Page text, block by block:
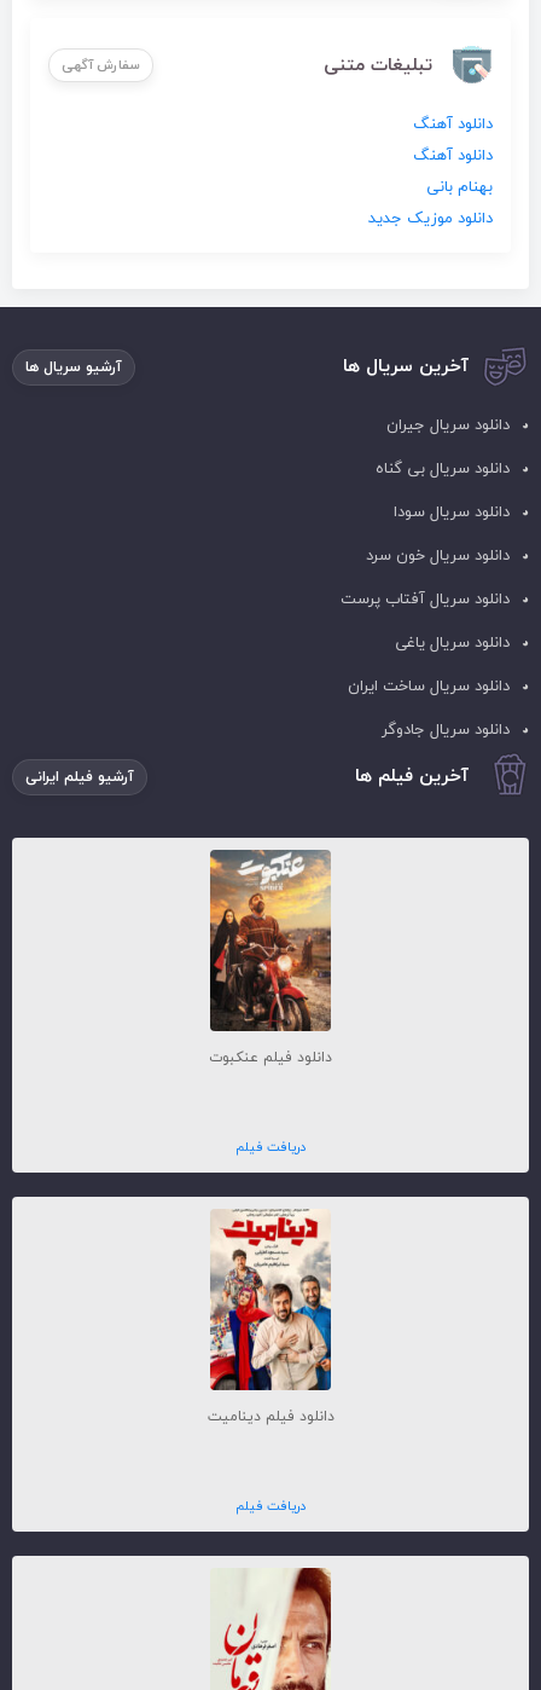
تبلیغات متنی سفارش آگهی
دانلود آهنگ
دانلود آهنگ
بهنام بانی
دانلود موزیک جدید
آخرین سریال ها آرشیو سریال ها
دانلود سریال جیران
دانلود سریال بی گناه
دانلود سریال سودا
دانلود سریال خون سرد
دانلود سریال آفتاب پرست
دانلود سریال یاغی
دانلود سریال ساخت ایران
دانلود سریال جادوگر
آخرین فیلم ها آرشیو فیلم ایرانی
دانلود فیلم عنکبوت
دریافت فیلم
دانلود فیلم دینامیت
دریافت فیلم